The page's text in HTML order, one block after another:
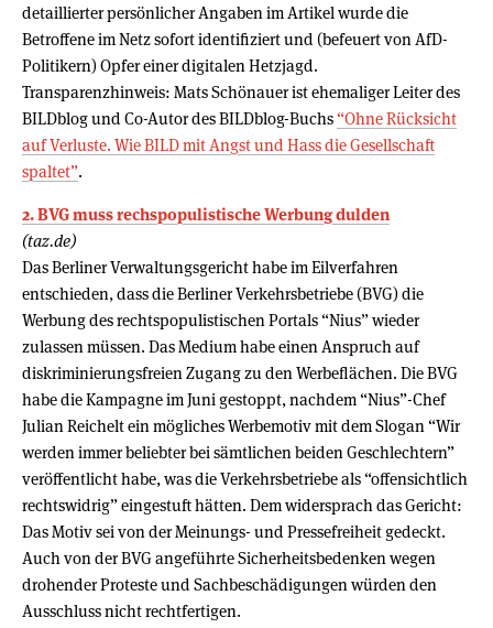
detaillierter persönlicher Angaben im Artikel wurde die
Betroffene im Netz sofort identifiziert und (befeuert von AfD-
Politikern) Opfer einer digitalen Hetzjagd.
Transparenzhinweis: Mats Schönauer ist ehemaliger Leiter des
BILDblog und Co-Autor des BILDblog-Buchs “Ohne Rücksicht
auf Verluste. Wie BILD mit Angst und Hass die Gesellschaft
spaltet”.
2. BVG muss rechspopulistische Werbung dulden
(taz.de)
Das Berliner Verwaltungsgericht habe im Eilverfahren
entschieden, dass die Berliner Verkehrsbetriebe (BVG) die
Werbung des rechtspopulistischen Portals “Nius” wieder
zulassen müssen. Das Medium habe einen Anspruch auf
diskriminierungsfreien Zugang zu den Werbeflächen. Die BVG
habe die Kampagne im Juni gestoppt, nachdem “Nius”-Chef
Julian Reichelt ein mögliches Werbemotiv mit dem Slogan “Wir
werden immer beliebter bei sämtlichen beiden Geschlechtern”
veröffentlicht habe, was die Verkehrsbetriebe als “offensichtlich
rechtswidrig” eingestuft hätten. Dem widersprach das Gericht:
Das Motiv sei von der Meinungs- und Pressefreiheit gedeckt.
Auch von der BVG angeführte Sicherheitsbedenken wegen
drohender Proteste und Sachbeschädigungen würden den
Ausschluss nicht rechtfertigen.